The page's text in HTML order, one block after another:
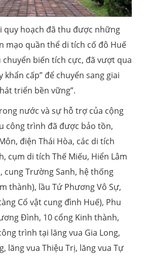
quy hoạch đã thu được những
mạo quần thể di tích cố đô Huế
chuyển biến tích cực, đã vượt qua
khẩn cấp” để chuyển sang giai
triển bền vững”.
nước và sự hỗ trợ của cộng
công trình đã được bảo tồn,
điện Thái Hòa, các di tích
cụm di tích Thế Miếu, Hiển Lâm
cung Trường Sanh, hệ thống
thành), lầu Tứ Phương Vô Sự,
Cổ vật cung đình Huế), Phu
Đình, 10 cổng Kinh thành,
trình tại lăng vua Gia Long,
lăng vua Thiệu Trị, lăng vua Tự